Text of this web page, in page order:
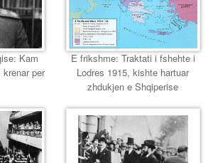
Kam
per
E frikshme: Traktati i fshehte i
Lodres 1915, kishte hartuar
zhdukjen e Shqiperise